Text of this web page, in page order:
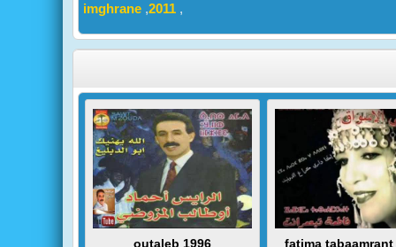
imghrane ,2011 ,
outaleb 1996 fatima tabaamrant